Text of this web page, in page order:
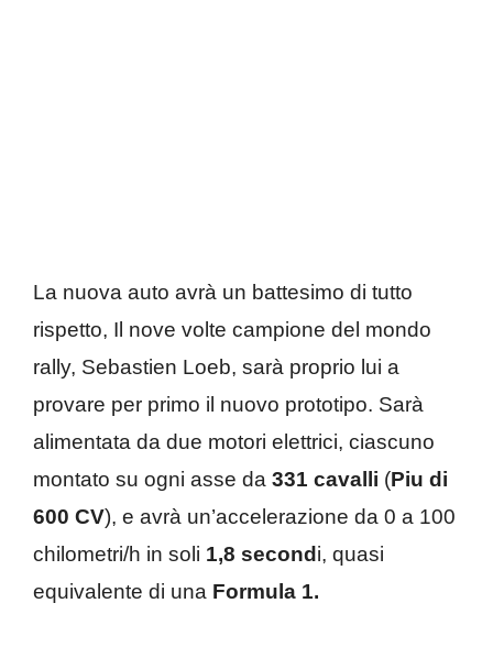
La nuova auto avrà un battesimo di tutto
rispetto, Il nove volte campione del mondo
rally, Sebastien Loeb, sarà proprio lui a
provare per primo il nuovo prototipo. Sarà
alimentata da due motori elettrici, ciascuno
montato su ogni asse da 331 cavalli (Piu di
600 CV), e avrà un’accelerazione da 0 a 100
chilometri/h in soli 1,8 second i, quasi
equivalente di una Formula 1.